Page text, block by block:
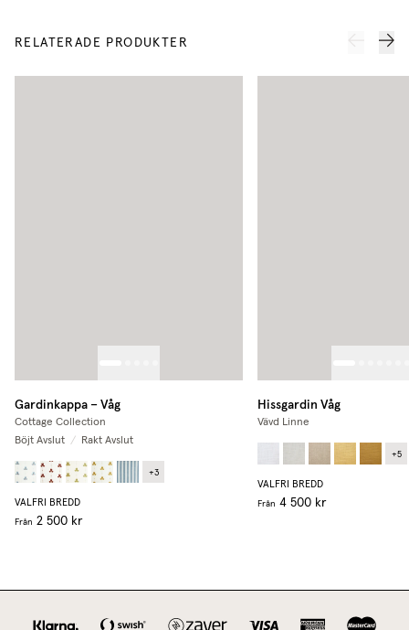
RELATERADE PRODUKTER
Gardinkappa – Våg
Cottage Collection
Böjt Avslut / Rakt Avslut
+3
VALFRI BREDD
Från 2 500 kr
Hissgardin Våg
Vävd Linne
+5
VALFRI BREDD
Från 4 500 kr